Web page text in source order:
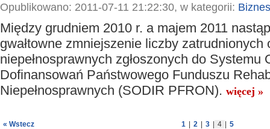
Opublikowano: 2011-07-11 21:22:30, w kategorii: Biznes
Między grudniem 2010 r. a majem 2011
gwałtowne zmniejszenie liczby zatrudnionych
niepełnosprawnych zgłoszonych do Systemu
Dofinansowań Państwowego Funduszu
Niepełnosprawnych (SODIR PFRON). więcej »
« Wstecz 1 2 3 4 5